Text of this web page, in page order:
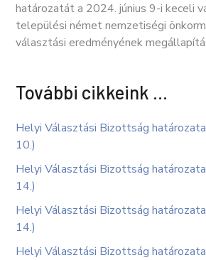
határozatát a 2024. június 9-i keceli
települési német nemzetiségi
választási eredményének
További cikkeink …
Helyi Választási Bizottság
10.)
Helyi Választási Bizottság
14.)
Helyi Választási Bizottság
14.)
Helyi Választási Bizottság